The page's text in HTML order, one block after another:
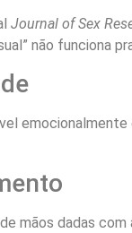
Journal of Sex
não funciona
mãos dadas com